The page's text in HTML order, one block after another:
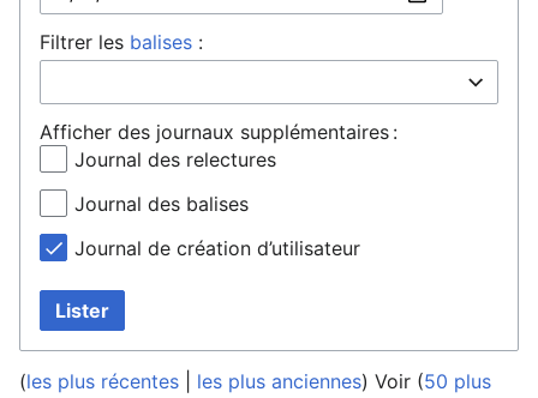
Filtrer les balises :
Afficher des journaux supplémentaires :
Journal des relectures
Journal des balises
Journal de création d’utilisateur
Lister
(les plus récentes les plus anciennes) Voir (50 plus